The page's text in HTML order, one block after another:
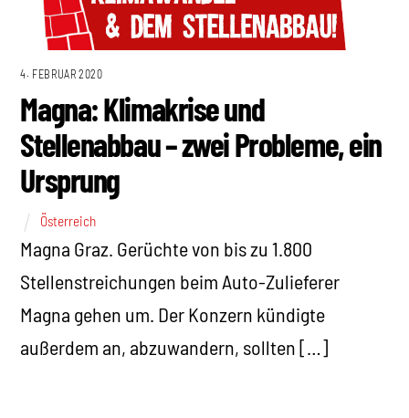
4. FEBRUAR 2020
Magna: Klimakrise und
Stellenabbau – zwei Probleme, ein
Ursprung
Österreich
Magna Graz. Gerüchte von bis zu 1.800
Stellenstreichungen beim Auto-Zulieferer
Magna gehen um. Der Konzern kündigte
außerdem an, abzuwandern, sollten […]